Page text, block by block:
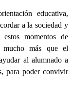
educativa,
a la sociedad y
momentos de
mucho más que el
al alumnado a
para poder convivir